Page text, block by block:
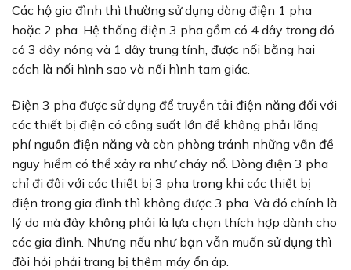
Các hộ gia đình thì thường sử dụng dòng điện 1 pha
hoặc 2 pha. Hệ thống điện 3 pha gồm có 4 dây trong đó
có 3 dây nóng và 1 dây trung tính, được nối bằng hai
cách là nối hình sao và nối hình tam giác.
Điện 3 pha được sử dụng để truyền tải điện năng đối với
các thiết bị điện có công suất lớn để không phải lãng
phí nguồn điện năng và còn phòng tránh những vấn đề
nguy hiểm có thể xảy ra như cháy nổ. Dòng điện 3 pha
chỉ đi đôi với các thiết bị 3 pha trong khi các thiết bị
điện trong gia đình thì không được 3 pha. Và đó chính là
lý do mà đây không phải là lựa chọn thích hợp dành cho
các gia đình. Nhưng nếu như bạn vẫn muốn sử dụng thì
đòi hỏi phải trang bị thêm máy ổn áp.